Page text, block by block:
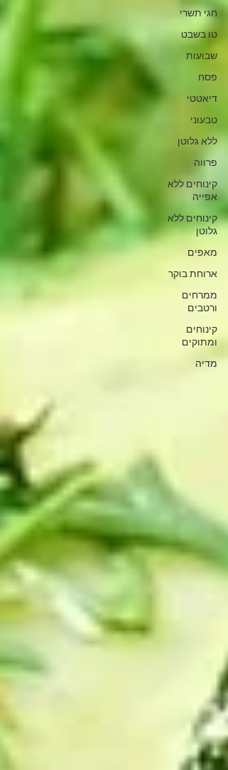
חגי תשרי
טו בשבט
שבועות
פסח
דיאטטי
טבעוני
ללא גלוטן
פרווה
קינוחים ללא
אפייה
קינוחים ללא
גלוטן
מאפים
ארוחת בוקר
ממרחים
ורטבים
קינוחים
ומתוקים
מדיה